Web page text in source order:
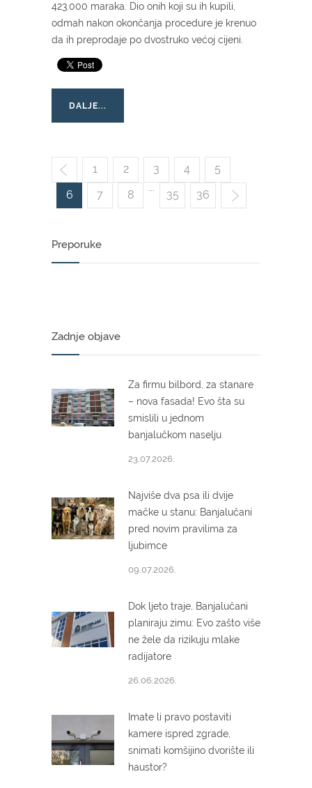
423.000 maraka. Dio onih koji su ih kupili,
odmah nakon okončanja procedure je krenuo
da ih preprodaje po dvostruko većoj cijeni.
DALJE...
1 2 3 4
5
6
7 8
...
35 36
Preporuke
Zadnje objave
Za firmu bilbord, za stanare
– nova fasada! Evo šta su
smislili u jednom
banjalučkom naselju
23.07.2026.
Najviše dva psa ili dvije
mačke u stanu: Banjalučani
pred novim pravilima za
ljubimce
09.07.2026.
Dok ljeto traje, Banjalučani
planiraju zimu: Evo zašto više
ne žele da rizikuju mlake
radijatore
26.06.2026.
Imate li pravo postaviti
kamere ispred zgrade,
snimati komšijino dvorište ili
haustor?